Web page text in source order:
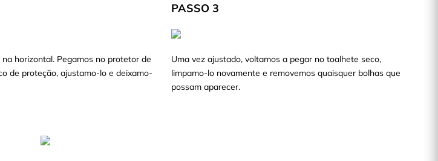
horizontal. Pegamos no protetor de
de proteção, ajustamo-lo e deixamo-
PASSO 3
Uma vez ajustado, voltamos a pegar no toalhete seco,
limpamo-lo novamente e removemos quaisquer bolhas que
possam aparecer.